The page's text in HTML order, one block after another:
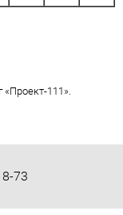
«Проект-111».
73